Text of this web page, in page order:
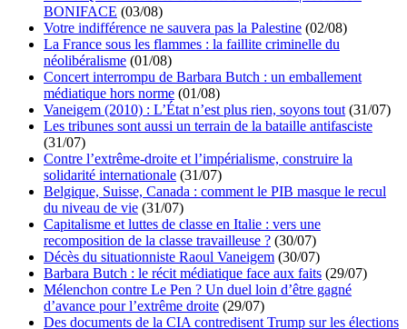
BONIFACE (03/08)
Votre indifférence ne sauvera pas la Palestine (02/08)
La France sous les flammes : la faillite criminelle du
néolibéralisme (01/08)
Concert interrompu de Barbara Butch : un emballement
médiatique hors norme (01/08)
Vaneigem (2010) : L’État n’est plus rien, soyons tout (31/07)
Les tribunes sont aussi un terrain de la bataille antifasciste
(31/07)
Contre l’extrême-droite et l’impérialisme, construire la
solidarité internationale (31/07)
Belgique, Suisse, Canada : comment le PIB masque le recul
du niveau de vie (31/07)
Capitalisme et luttes de classe en Italie : vers une
recomposition de la classe travailleuse ? (30/07)
Décès du situationniste Raoul Vaneigem (30/07)
Barbara Butch : le récit médiatique face aux faits (29/07)
Mélenchon contre Le Pen ? Un duel loin d’être gagné
d’avance pour l’extrême droite (29/07)
Des documents de la CIA contredisent Trump sur les élections